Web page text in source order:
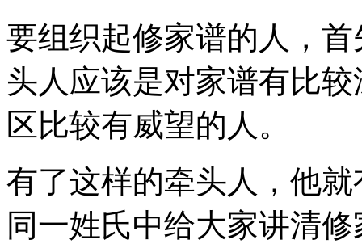
要组织起修家谱的人，
头人应该是对家谱有比
区比较有威望的人。
有了这样的牵头人，他
同一姓氏中给大家讲清